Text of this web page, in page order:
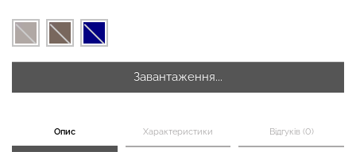
Завантаження...
Опис Характеристики Відгуків (0)
LEGGINGS (чорний) Giulia